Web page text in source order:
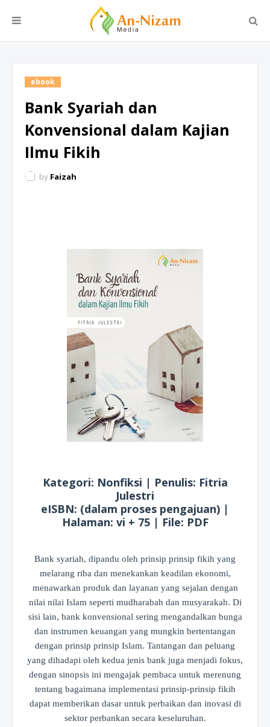
ebook
Bank Syariah dan
Konvensional dalam Kajian
Ilmu Fikih
by Faizah
Kategori: Nonfiksi | Penulis: Fitria
Julestri
eISBN: (dalam proses pengajuan) |
Halaman: vi + 75 | File: PDF
Bank syariah, dipandu oleh prinsip prinsip fikih yang
melarang riba dan menekankan keadilan ekonomi,
menawarkan produk dan layanan yang sejalan dengan
nilai nilai Islam seperti mudharabah dan musyarakah. Di
sisi lain, bank konvensional sering mengandalkan bunga
dan instrumen keuangan yang mungkin bertentangan
dengan prinsip prinsip Islam. Tantangan dan peluang
yang dihadapi oleh kedua jenis bank juga menjadi fokus,
dengan sinopsis ini mengajak pembaca untuk merenung
tentang bagaimana implementasi prinsip-prinsip fikih
dapat memberikan dasar untuk perbaikan dan inovasi di
sektor perbankan secara keseluruhan.